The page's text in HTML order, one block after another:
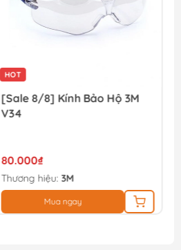
HOT
[Sale 8/8] Kính Bảo Hộ 3M
V34
80.000₫
Thương hiệu: 3M
Mua ngay